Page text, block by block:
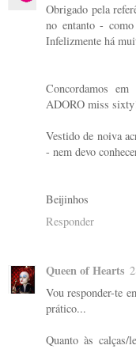
Obrigado pela
no entanto -
Infelizmente há
Concordamos
ADORO miss
Vestido de noiva
- nem devo
Beijinhos
Responder
Queen of Hearts
Vou responder-te
prático...
Quanto às